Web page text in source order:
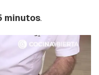
minutos.